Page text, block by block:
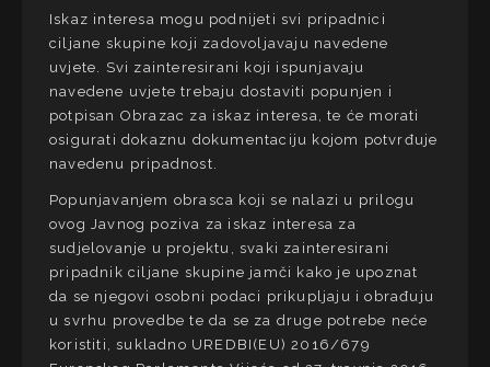
Iskaz interesa mogu podnijeti svi pripadnici
ciljane skupine koji zadovoljavaju navedene
uvjete. Svi zainteresirani koji ispunjavaju
navedene uvjete trebaju dostaviti popunjen i
potpisan Obrazac za iskaz interesa, te će morati
osigurati dokaznu dokumentaciju kojom potvrđuje
navedenu pripadnost.
Popunjavanjem obrasca koji se nalazi u prilogu
ovog Javnog poziva za iskaz interesa za
sudjelovanje u projektu, svaki zainteresirani
pripadnik ciljane skupine jamči kako je upoznat
da se njegovi osobni podaci prikupljaju i obrađuju
u svrhu provedbe te da se za druge potrebe neće
koristiti, sukladno UREDBI(EU) 2016/679